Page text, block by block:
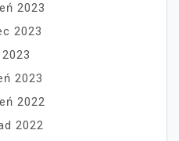
2023
2023
2023
2022
2022